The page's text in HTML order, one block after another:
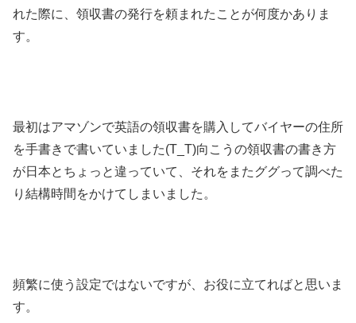
れた際に、領収書の発行を頼まれたことが何度かありま
す。
最初はアマゾンで英語の領収書を購入してバイヤーの住所
を手書きで書いていました(T_T)向こうの領収書の書き方
が日本とちょっと違っていて、それをまたググって調べた
り結構時間をかけてしまいました。
頻繁に使う設定ではないですが、お役に立てればと思いま
す。